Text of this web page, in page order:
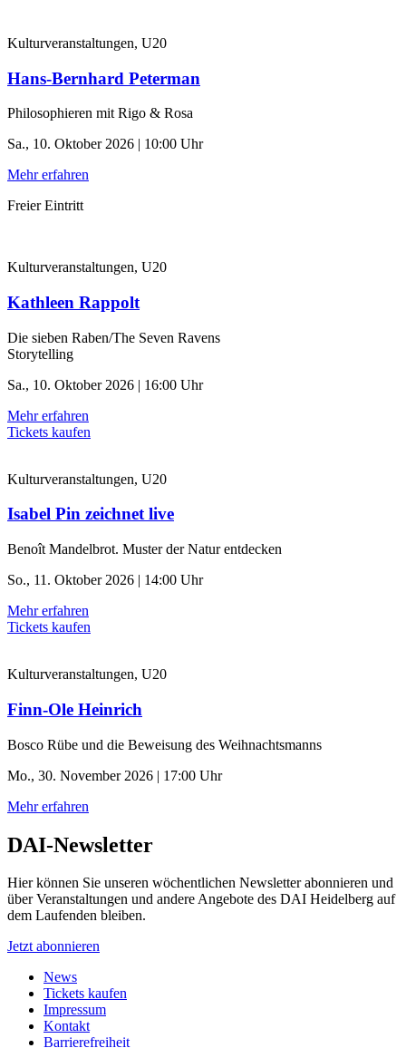
Kulturveranstaltungen, U20
Hans-Bernhard Peterman
Philosophieren mit Rigo & Rosa
Sa., 10. Oktober 2026 | 10:00 Uhr
Mehr erfahren
Freier Eintritt
Kulturveranstaltungen, U20
Kathleen Rappolt
Die sieben Raben/The Seven Ravens
Storytelling
Sa., 10. Oktober 2026 | 16:00 Uhr
Mehr erfahren
Tickets kaufen
Kulturveranstaltungen, U20
Isabel Pin zeichnet live
Benoît Mandelbrot. Muster der Natur entdecken
So., 11. Oktober 2026 | 14:00 Uhr
Mehr erfahren
Tickets kaufen
Kulturveranstaltungen, U20
Finn-Ole Heinrich
Bosco Rübe und die Beweisung des Weihnachtsmanns
Mo., 30. November 2026 | 17:00 Uhr
Mehr erfahren
DAI-Newsletter
Hier können Sie unseren wöchentlichen Newsletter abonnieren und
über Veranstaltungen und andere Angebote des DAI Heidelberg auf
dem Laufenden bleiben.
Jetzt abonnieren
News
Tickets kaufen
Impressum
Kontakt
Barrierefreiheit